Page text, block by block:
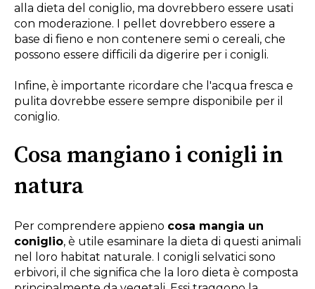
alla dieta del coniglio, ma dovrebbero essere usati
con moderazione. I pellet dovrebbero essere a
base di fieno e non contenere semi o cereali, che
possono essere difficili da digerire per i conigli.
Infine, è importante ricordare che l'acqua fresca e
pulita dovrebbe essere sempre disponibile per il
coniglio.
Cosa mangiano i conigli in
natura
Per comprendere appieno cosa mangia un
coniglio, è utile esaminare la dieta di questi animali
nel loro habitat naturale. I conigli selvatici sono
erbivori, il che significa che la loro dieta è composta